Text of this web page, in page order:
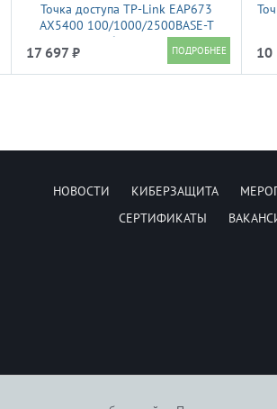
Точка доступа TP-Link EAP673
AX5400 100/1000/2500BASE-T
белый
17 697 ₽ 10
НОВОСТИ КИБЕРЗАЩИТА
СЕРТИФИКАТЫ